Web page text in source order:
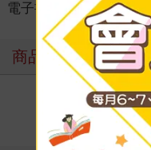
電子書 ＞ 漫畫 ＞
商品評價